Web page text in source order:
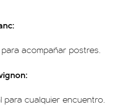
acompañar postres.
para cualquier encuentro.